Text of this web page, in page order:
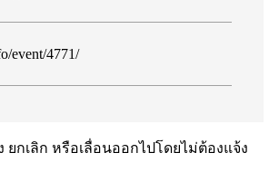
event/4771/
กเลิก หรือเลื่อนออกไปโดยไม่ต้องแจ้ง